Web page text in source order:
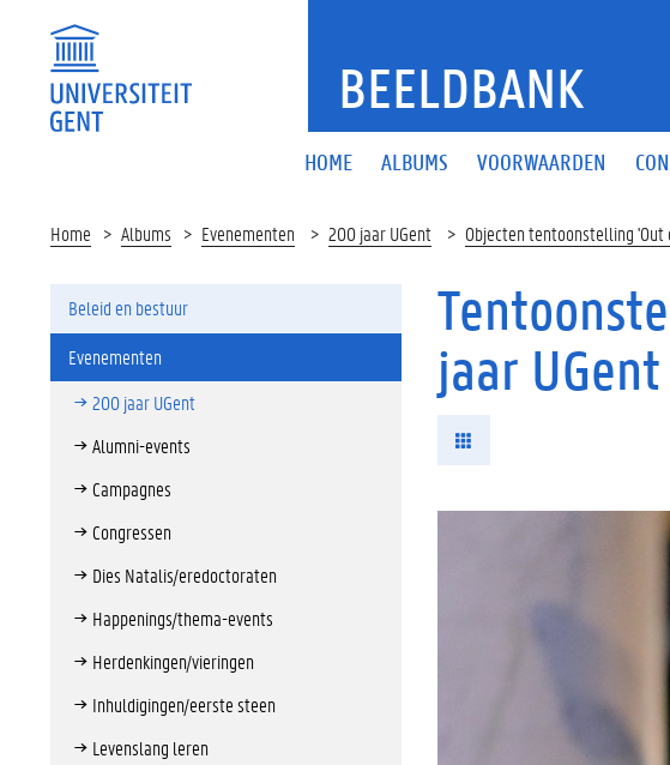
BEELDBANK
HOME ALBUMS VOORWAARDEN
Home Albums Evenementen 200 jaar UGent Objecten tentoonstelling 'Out
Beleid en bestuur
Evenementen
200 jaar UGent
Alumni-events
Campagnes
Congressen
Dies Natalis/eredoctoraten
Happenings/thema-events
Herdenkingen/vieringen
Inhuldigingen/eerste steen
Levenslang leren
jaar UGent